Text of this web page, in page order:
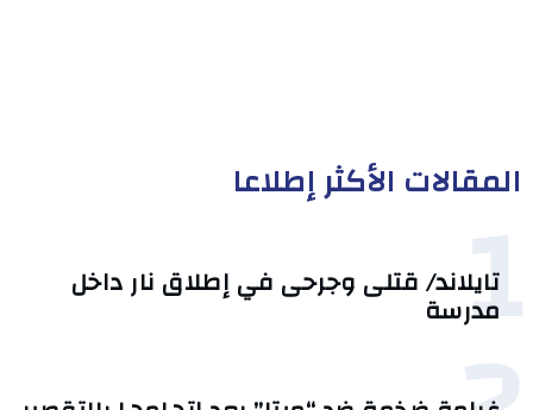
المقالات الأكثر إطلاعا
1
تايلاند/ قتلى وجرحى في إطلاق نار داخل
مدرسة